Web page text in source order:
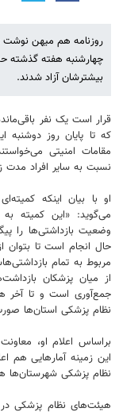
روزنامه هم میهن نوشت
بیشترشان آزاد شدند.
قرار است یک نفر
که تا پایان روز دوشنبه
مقامات امنیتی
نسبت به سایر افراد مدت
او با بیان اینکه
می‌گوید: «این کمیته
وضعیت بازداشتی‌ها را
حال انجام است تا بتوان
مربوط به تمام
از میان پزشکان
جمع‌آوری است و تا آخر
نظام پزشکی استان‌ها
براساس اعلام او،
این زمینه آمارهایی هم
نظام پزشکی
هیئت‌های نظام پزشکی